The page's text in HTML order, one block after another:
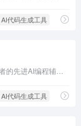
代码生成工具
代码生成工具